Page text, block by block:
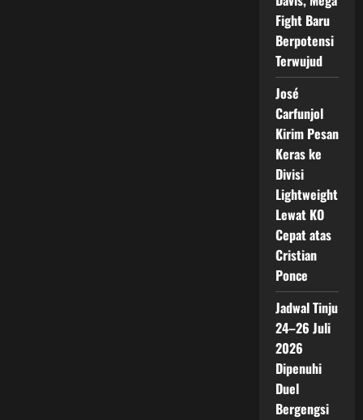
Fight Baru
Berpotensi
Terwujud
José
Carfunjol
Kirim Pesan
Keras ke
Divisi
Lightweight
Lewat KO
Cepat atas
Cristian
Ponce
Jadwal Tinju
24–26 Juli
2026
Dipenuhi
Duel
Bergengsi